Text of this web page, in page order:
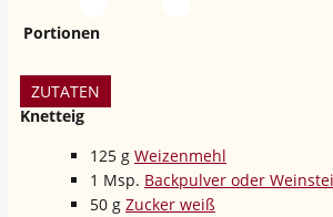
Portionen
ZUTATEN
Knetteig
125 g Weizenmehl
1 Msp. Backpulver oder
50 g Zucker weiß